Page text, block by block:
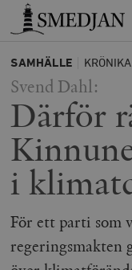
Timbro
SAMHÄLLE KRÖNIKA
Svend Dahl:
Därför
i
För ett parti som
regeringsmakten